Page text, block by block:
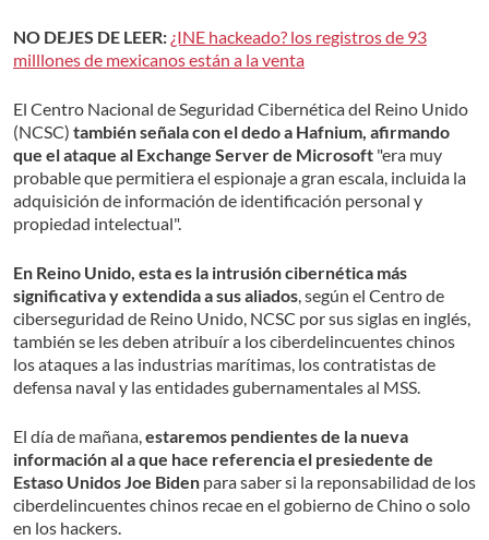
NO DEJES DE LEER: ¿INE hackeado? los registros de 93
milllones de mexicanos están a la venta
El Centro Nacional de Seguridad Cibernética del Reino Unido
(NCSC) también señala con el dedo a Hafnium, afirmando
que el ataque al Exchange Server de Microsoft "era muy
probable que permitiera el espionaje a gran escala, incluida la
adquisición de información de identificación personal y
propiedad intelectual".
En Reino Unido, esta es la intrusión cibernética más
significativa y extendida a sus aliados, según el Centro de
ciberseguridad de Reino Unido, NCSC por sus siglas en inglés,
también se les deben atribuír a los ciberdelincuentes chinos
los ataques a las industrias marítimas, los contratistas de
defensa naval y las entidades gubernamentales al MSS.
El día de mañana,estaremos pendientes de la nueva
información al a que hace referencia el presiedente de
Estaso Unidos Joe Biden para saber si la reponsabilidad de los
ciberdelincuentes chinos recae en el gobierno de Chino o solo
en los hackers.